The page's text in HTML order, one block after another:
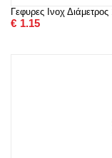
Γεφυρες Ινοχ
€ 1.15